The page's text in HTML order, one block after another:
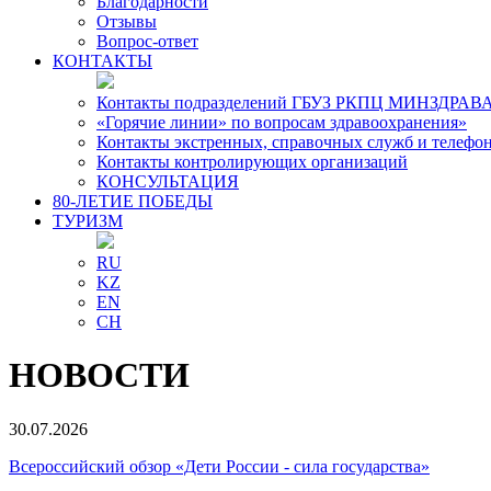
Отзывы
Вопрос-ответ
КОНТАКТЫ
Контакты подразделений ГБУЗ РКПЦ
«Горячие линии» по вопросам здравоохранения»
Контакты экстренных, справочных служб и
Контакты контролирующих организаций
КОНСУЛЬТАЦИЯ
80-ЛЕТИЕ ПОБЕДЫ
ТУРИЗМ
RU
KZ
EN
CH
НОВОСТИ
30.07.2026
Всероссийский обзор «Дети России - сила государства»